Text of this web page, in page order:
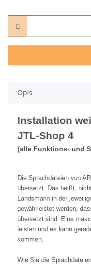
Opis
Installation
JTL-Shop 4
(alle Funktions- und
Die Sprachdateien von
übersetzt. Das heißt,
Landsmann in der
gewährleistet werden,
übersetzt sind. Eine
leisten und es kann
kommen.
Wie Sie die